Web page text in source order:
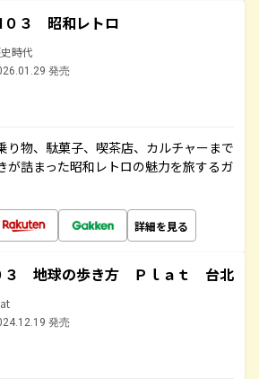
０３ 昭和レトロ
時代
発売
り物、駄菓子、喫茶店、カルチャーまで
が詰まった昭和レトロの魅力を旅するガ
詳細を見る
３ 地球の歩き方 Ｐｌａｔ 台北
発売